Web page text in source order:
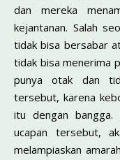
dan mereka
kejantanan. Salah
tidak bisa bersabar
tidak bisa menerima
punya otak dan
tersebut, karena
itu dengan bangga.
ucapan tersebut,
melampiaskan